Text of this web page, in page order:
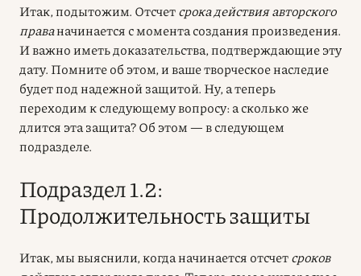
Итак, подытожим. Отсчетсрока действия авторского
праваначинается с момента создания произведения.
И важно иметь доказательства, подтверждающие эту
дату. Помните об этом, и ваше творческое наследие
будет под надежной защитой. Ну, а теперь
переходим к следующему вопросу: а сколько же
длится эта защита? Об этом — в следующем
подразделе.
Подраздел 1.2:
Продолжительность защиты
Итак, мы выяснили, когда начинается отсчетсроков